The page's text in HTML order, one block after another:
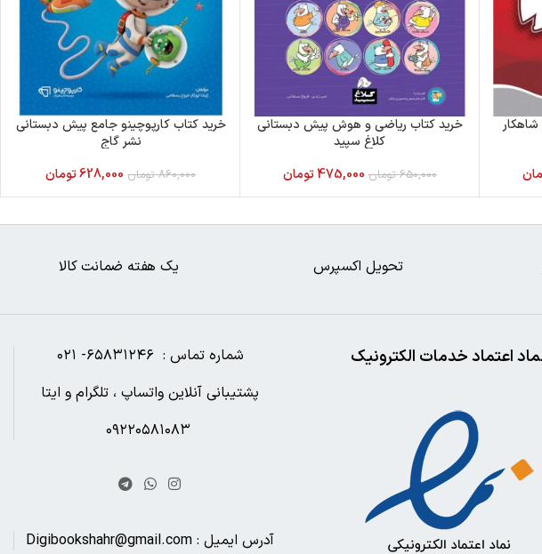
خرید کتاب ریاضی و هوش پیش دبستانی
کلاغ سپید
650,000 تومان 475,000تومان
خرید کتاب کارپوچینو جامع پیش دبستانی
نشر گاج
860,000 تومان 628,000تومان
تحویل اکسپرس یک هفته ضمانت کالا
شماره تماس : ۶۵۸۳۱۲۴۶- ۰۲۱
پشتیبانی آنلاین واتساپ ، تلگرام و ایتا
آدرس ایمیل : Digibookshahr@gmail.com
اعتماد خدمات الکترونیک